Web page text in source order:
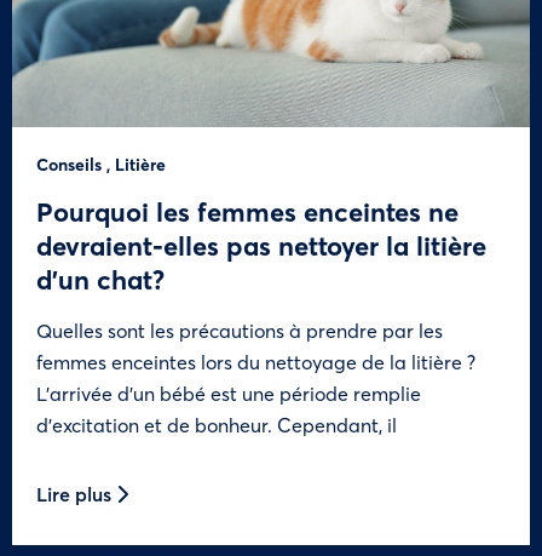
Conseils , Litière
Pourquoi les femmes enceintes ne
devraient-elles pas nettoyer la litière
d’un chat?
Quelles sont les précautions à prendre par les
femmes enceintes lors du nettoyage de la litière ?
L’arrivée d’un bébé est une période remplie
d’excitation et de bonheur. Cependant, il
Lire plus